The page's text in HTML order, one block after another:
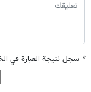
* سجل نتيجة العبارة في